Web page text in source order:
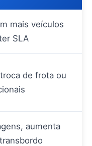
mais veículos
SLA
de frota ou
aumenta